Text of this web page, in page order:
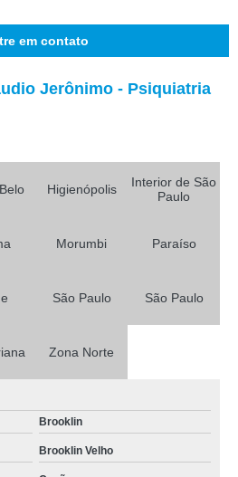
em contato
Jerônimo - Psiquiatria
Higienópolis
Interior de São
Paulo
Morumbi Paraíso
São Paulo São Paulo
Zona Norte
Brooklin
Brooklin Velho